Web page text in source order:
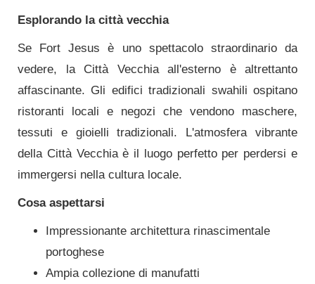
Esplorando la città vecchia
Se Fort Jesus è uno spettacolo straordinario da
vedere, la Città Vecchia all'esterno è altrettanto
affascinante. Gli edifici tradizionali swahili ospitano
ristoranti locali e negozi che vendono maschere,
tessuti e gioielli tradizionali. L'atmosfera vibrante
della Città Vecchia è il luogo perfetto per perdersi e
immergersi nella cultura locale.
Cosa aspettarsi
Impressionante architettura rinascimentale
portoghese
Ampia collezione di manufatti